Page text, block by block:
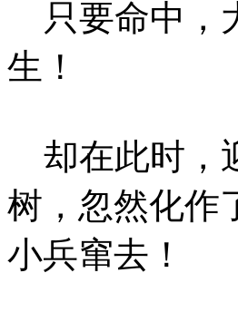
只要命中，
生！
却在此时，
树，忽然化作
小兵窜去！